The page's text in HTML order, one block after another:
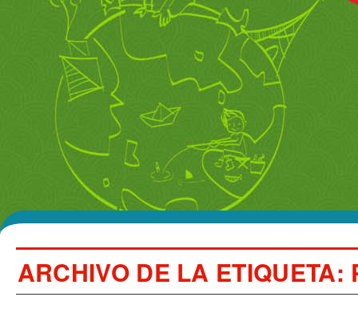
ARCHIVO DE LA ETIQUETA: